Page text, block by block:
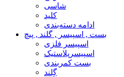
شاسی
کلید
ادامه دسته‌بندی
بست , اسپیسر , گلند , پیچ
اسپیسر فلزی
اسپیسرپلاستیک
بست کمربندی
گِلند